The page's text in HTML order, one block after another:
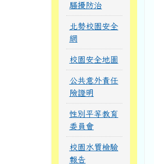
騷擾防治
北勢校園安全
網
校園安全地圖
公共意外責任
險證明
性別平等教育
委員會
校園水質檢驗
報告